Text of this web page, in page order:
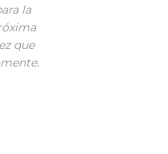
la
que